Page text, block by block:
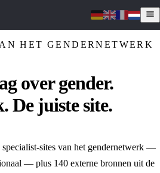
HET GENDERNETWERK
over gender.
De juiste site.
specialist-sites van het gendernetwerk —
— plus 140 externe bronnen uit de